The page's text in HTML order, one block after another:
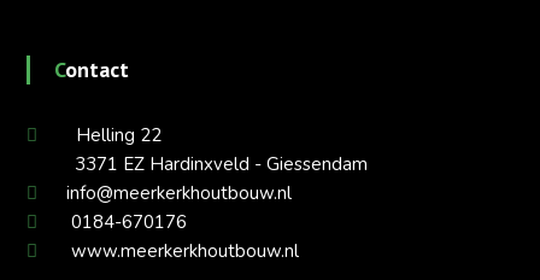
Contact
Helling 22
3371 EZ Hardinxveld - Giessendam
info@meerkerkhoutbouw.nl
0184-670176
www.meerkerkhoutbouw.nl